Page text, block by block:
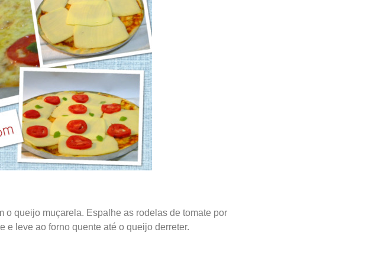
o queijo muçarela. Espalhe as rodelas de tomate por
e leve ao forno quente até o queijo derreter.